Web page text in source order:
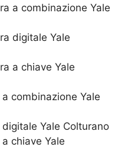
​a combinazione Yale
​digitale Yale
​a chiave Yale
combinazione Yale
Yale Colturano
chiave Yale